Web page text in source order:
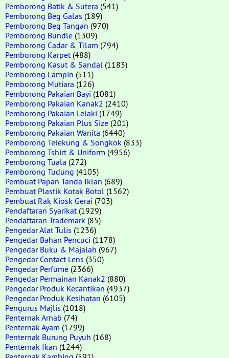
Pemborong Batik & Sutera (541)
Pemborong Beg Galas (189)
Pemborong Beg Tangan (970)
Pemborong Bundle (1309)
Pemborong Cadar & Tilam (794)
Pemborong Karpet (488)
Pemborong Kasut & Sandal (1183)
Pemborong Lampin (511)
Pemborong Mutiara (126)
Pemborong Pakaian Bayi (1081)
Pemborong Pakaian Kanak2 (2410)
Pemborong Pakaian Lelaki (1749)
Pemborong Pakaian Plus Size (201)
Pemborong Pakaian Wanita (6440)
Pemborong Telekung & Songkok (833)
Pemborong Tshirt & Uniform (4956)
Pemborong Tuala (272)
Pemborong Tudung (4105)
Pembuat Papan Tanda Iklan (689)
Pembuat Plastik Kotak Botol (1562)
Pembuat Rak Kiosk Gerai (703)
Pendaftaran Syarikat (1929)
Pendaftaran Trademark (85)
Pengedar Alat Tulis (1236)
Pengedar Bahan Pencuci (1178)
Pengedar Buku & Majalah (967)
Pengedar Contact Lens (350)
Pengedar Perfume (2366)
Pengedar Permainan Kanak2 (880)
Pengedar Produk Kecantikan (4937)
Pengedar Produk Kesihatan (6105)
Pengurus Majlis (1018)
Penternak Arnab (74)
Penternak Ayam (1799)
Penternak Burung Puyuh (168)
Penternak Ikan (1244)